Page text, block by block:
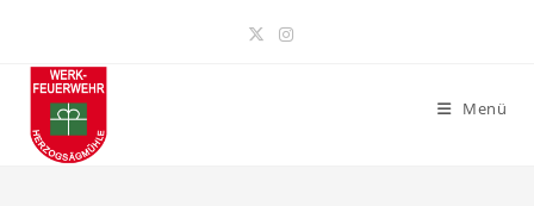
springen
Menü